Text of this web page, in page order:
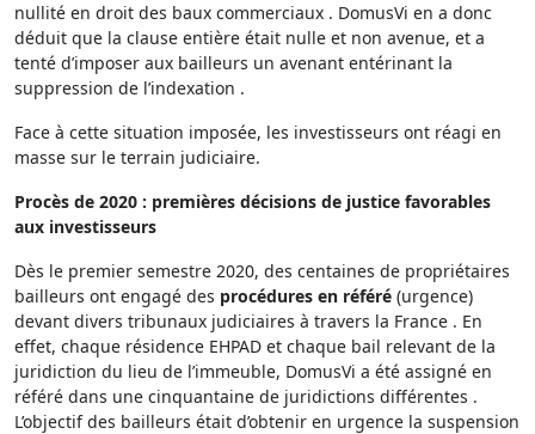
nullité en droit des baux commerciaux . DomusVi en a donc
déduit que la clause entière était nulle et non avenue, et a
tenté d’imposer aux bailleurs un avenant entérinant la
suppression de l’indexation .
Face à cette situation imposée, les investisseurs ont réagi en
masse sur le terrain judiciaire.
Procès de 2020 : premières décisions de justice favorables
aux investisseurs
Dès le premier semestre 2020, des centaines de propriétaires
bailleurs ont engagé des procédures en référé (urgence)
devant divers tribunaux judiciaires à travers la France . En
effet, chaque résidence EHPAD et chaque bail relevant de la
juridiction du lieu de l’immeuble, DomusVi a été assigné en
référé dans une cinquantaine de juridictions différentes .
L’objectif des bailleurs était d’obtenir en urgence la suspension